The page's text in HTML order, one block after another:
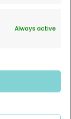
Always active